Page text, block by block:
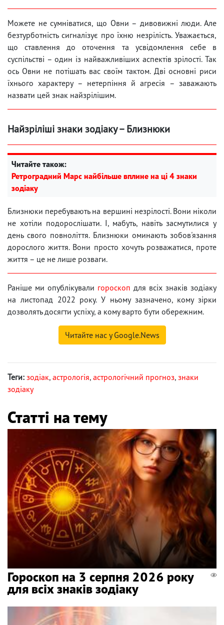
Можете не сумніватися, що Овни – дивовижні люди. Але
безтурботність сигналізує про їхню незрілість. Уважається,
що ставлення до оточення та усвідомлення себе в
суспільстві – один із найважливіших аспектів зрілості. Так
ось Овни не потішать вас своїм тактом. Дві основні риси
їхнього характеру – нетерпіння й агресія – заважають
назвати цей знак найзрілішим.
Найзріліші знаки зодіаку – Близнюки
Читайте також:
Ретроградний Марс найбільше вплине на ці 4 знаки
зодіаку
Близнюки перебувають на вершині незрілості. Вони ніколи
не хотіли подорослішати. І, мабуть, навіть засмутилися у
день свого повноліття. Близнюки оминають зобов'язання
дорослого життя. Вони просто хочуть розважатися, проте
життя – це не лише розваги.
Раніше ми опублікували гороскоп для всіх знаків зодіаку
на листопад 2022 року. У ньому зазначено, кому зірки
дозволять досягти успіху, а кому варто бути обережним.
Читайте нас у Google.News
Теги: зодіак, астрологія, астрологічний прогноз, знаки
зодіаку
Статті на тему
Гороскоп на 3 серпня 2026 року
для всіх знаків зодіаку